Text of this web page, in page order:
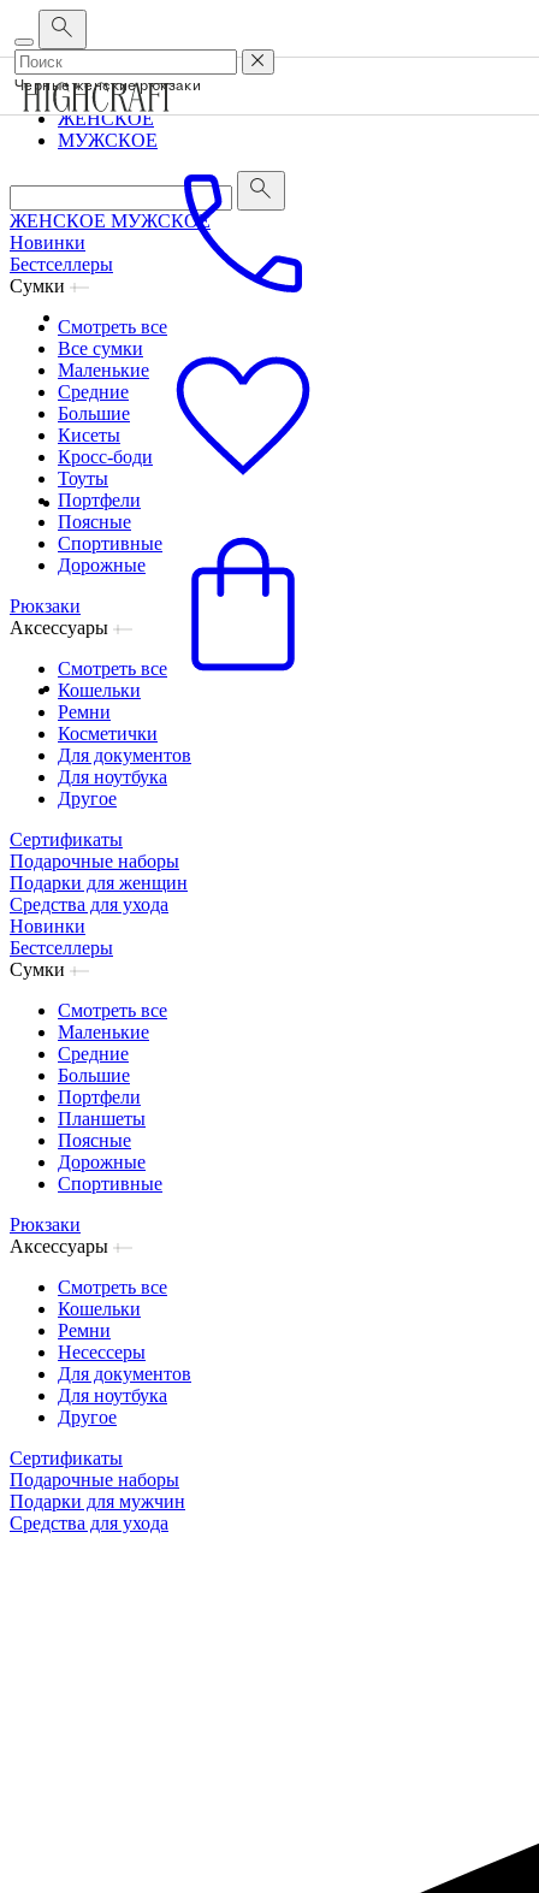
Корпоративным клиентам • О бренде
ЖЕНСКОЕ
МУЖСКОЕ
ЖЕНСКОЕ МУЖСКОЕ
Новинки
Бестселлеры
Сумки
Смотреть все
Все сумки
Маленькие
Средние
Большие
Кисеты
Кросс-боди
Тоуты
Портфели
Поясные
Спортивные
Дорожные
Рюкзаки
Аксессуары
Смотреть все
Кошельки
Ремни
Косметички
Для документов
Для ноутбука
Другое
Сертификаты
Подарочные наборы
Подарки для женщин
Средства для ухода
Новинки
Бестселлеры
Сумки
Смотреть все
Маленькие
Средние
Большие
Портфели
Планшеты
Поясные
Дорожные
Спортивные
Рюкзаки
Аксессуары
Смотреть все
Кошельки
Ремни
Несессеры
Для документов
Для ноутбука
Другое
Сертификаты
Подарочные наборы
Подарки для мужчин
Средства для ухода
Черные женские рюкзаки